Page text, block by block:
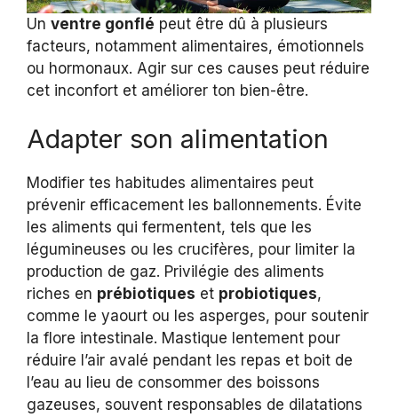
Un ventre gonflé peut être dû à plusieurs
facteurs, notamment alimentaires, émotionnels
ou hormonaux. Agir sur ces causes peut réduire
cet inconfort et améliorer ton bien-être.
Adapter son alimentation
Modifier tes habitudes alimentaires peut
prévenir efficacement les ballonnements. Évite
les aliments qui fermentent, tels que les
légumineuses ou les crucifères, pour limiter la
production de gaz. Privilégie des aliments
riches en prébiotiques et probiotiques,
comme le yaourt ou les asperges, pour soutenir
la flore intestinale. Mastique lentement pour
réduire l’air avalé pendant les repas et boit de
l’eau au lieu de consommer des boissons
gazeuses, souvent responsables de dilatations